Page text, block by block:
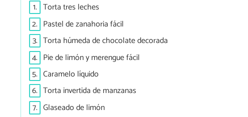
1. Torta tres leches
2. Pastel de zanahoria fácil
3. Torta húmeda de chocolate decorada
4. Pie de limón y merengue fácil
5. Caramelo líquido
6. Torta invertida de manzanas
7. Glaseado de limón